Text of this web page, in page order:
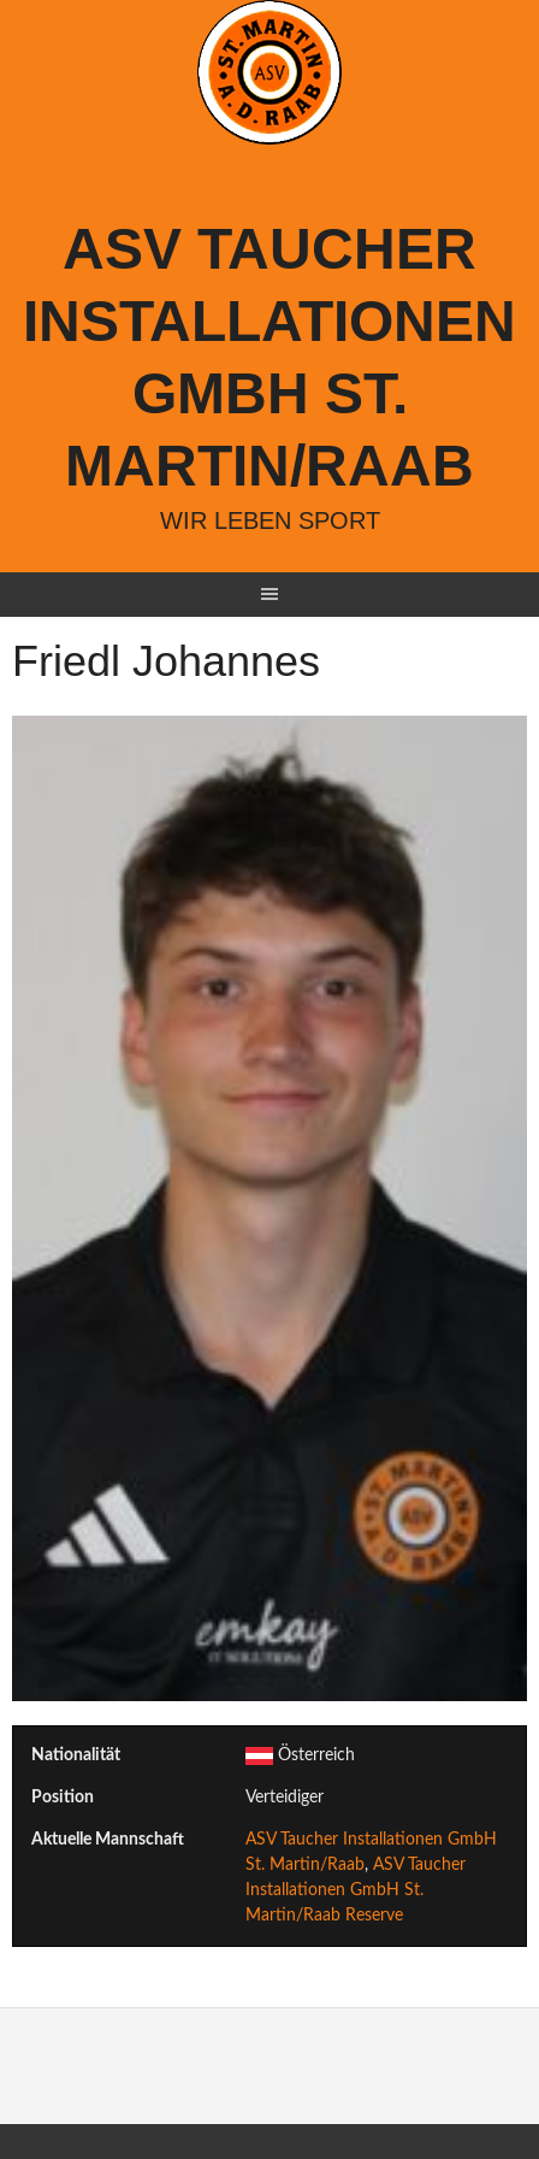
ASV TAUCHER
INSTALLATIONEN
GMBH ST.
MARTIN/RAAB
WIR LEBEN SPORT
Friedl Johannes
Nationalität Österreich
Position Verteidiger
Aktuelle Mannschaft
ASV Taucher Installationen GmbH
St. Martin/Raab,ASV Taucher
Installationen GmbH St.
Martin/Raab Reserve